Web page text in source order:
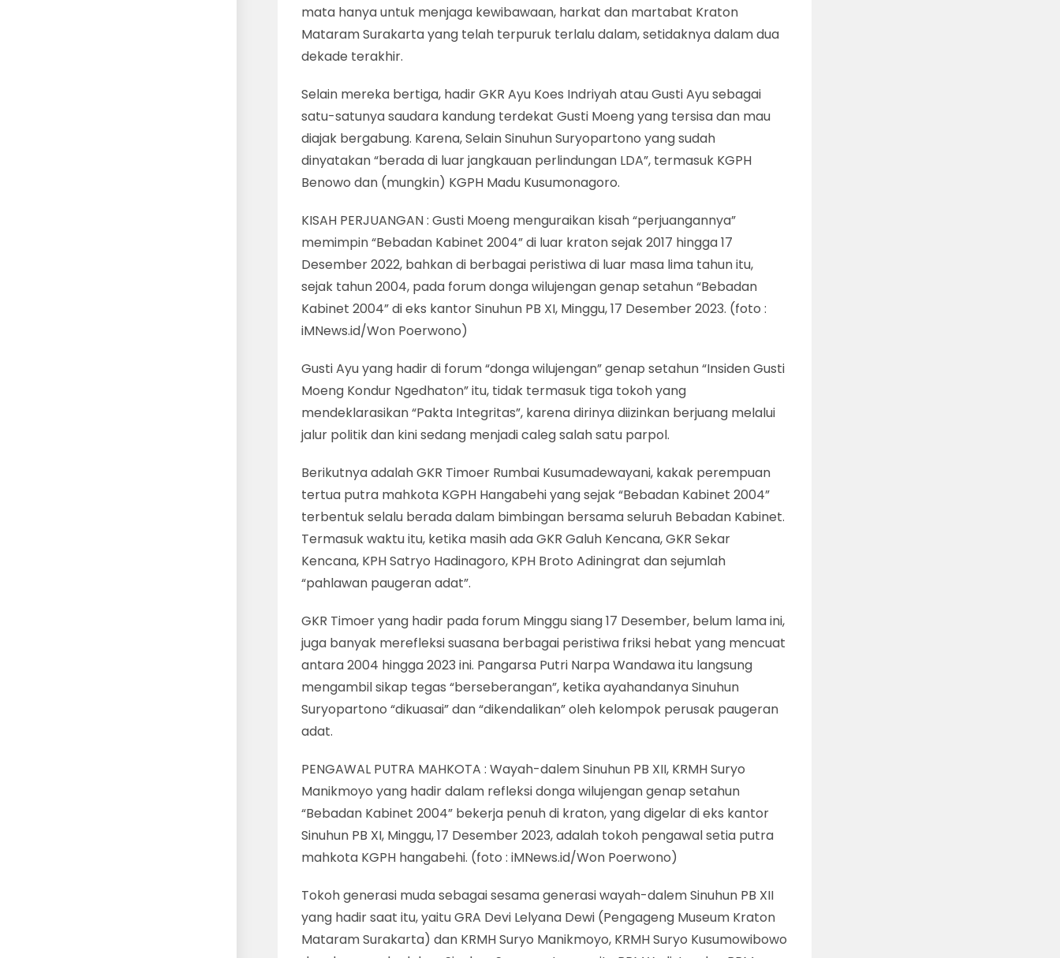
mata hanya untuk menjaga kewibawaan, harkat dan martabat Kraton
Mataram Surakarta yang telah terpuruk terlalu dalam, setidaknya dalam dua
dekade terakhir.
Selain mereka bertiga, hadir GKR Ayu Koes Indriyah atau Gusti Ayu sebagai
satu-satunya saudara kandung terdekat Gusti Moeng yang tersisa dan mau
diajak bergabung. Karena, Selain Sinuhun Suryopartono yang sudah
dinyatakan “berada di luar jangkauan perlindungan LDA”, termasuk KGPH
Benowo dan (mungkin) KGPH Madu Kusumonagoro.
KISAH PERJUANGAN : Gusti Moeng menguraikan kisah “perjuangannya”
memimpin “Bebadan Kabinet 2004” di luar kraton sejak 2017 hingga 17
Desember 2022, bahkan di berbagai peristiwa di luar masa lima tahun itu,
sejak tahun 2004, pada forum donga wilujengan genap setahun “Bebadan
Kabinet 2004” di eks kantor Sinuhun PB XI, Minggu, 17 Desember 2023. (foto :
iMNews.id/Won Poerwono)
Gusti Ayu yang hadir di forum “donga wilujengan” genap setahun “Insiden Gusti
Moeng Kondur Ngedhaton” itu, tidak termasuk tiga tokoh yang
mendeklarasikan “Pakta Integritas”, karena dirinya diizinkan berjuang melalui
jalur politik dan kini sedang menjadi caleg salah satu parpol.
Berikutnya adalah GKR Timoer Rumbai Kusumadewayani, kakak perempuan
tertua putra mahkota KGPH Hangabehi yang sejak “Bebadan Kabinet 2004”
terbentuk selalu berada dalam bimbingan bersama seluruh Bebadan Kabinet.
Termasuk waktu itu, ketika masih ada GKR Galuh Kencana, GKR Sekar
Kencana, KPH Satryo Hadinagoro, KPH Broto Adiningrat dan sejumlah
“pahlawan paugeran adat”.
GKR Timoer yang hadir pada forum Minggu siang 17 Desember, belum lama ini,
juga banyak merefleksi suasana berbagai peristiwa friksi hebat yang mencuat
antara 2004 hingga 2023 ini. Pangarsa Putri Narpa Wandawa itu langsung
mengambil sikap tegas “berseberangan”, ketika ayahandanya Sinuhun
Suryopartono “dikuasai” dan “dikendalikan” oleh kelompok perusak paugeran
adat.
PENGAWAL PUTRA MAHKOTA : Wayah-dalem Sinuhun PB XII, KRMH Suryo
Manikmoyo yang hadir dalam refleksi donga wilujengan genap setahun
“Bebadan Kabinet 2004” bekerja penuh di kraton, yang digelar di eks kantor
Sinuhun PB XI, Minggu, 17 Desember 2023, adalah tokoh pengawal setia putra
mahkota KGPH hangabehi. (foto : iMNews.id/Won Poerwono)
Tokoh generasi muda sebagai sesama generasi wayah-dalem Sinuhun PB XII
yang hadir saat itu, yaitu GRA Devi Lelyana Dewi (Pengageng Museum Kraton
Mataram Surakarta) dan KRMH Suryo Manikmoyo, KRMH Suryo Kusumowibowo